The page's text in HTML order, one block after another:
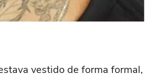
vestido de forma formal,